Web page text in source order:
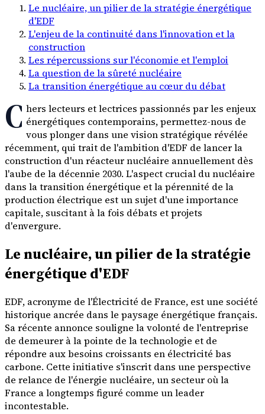
Le nucléaire, un pilier de la stratégie énergétique
d'EDF
L'enjeu de la continuité dans l'innovation et la
construction
Les répercussions sur l'économie et l'emploi
La question de la sûreté nucléaire
La transition énergétique au cœur du débat
C hers lecteurs et lectrices passionnés par les enjeux
énergétiques contemporains, permettez-nous de
vous plonger dans une vision stratégique révélée
récemment, qui trait de l'ambition d'EDF de lancer la
construction d'un réacteur nucléaire annuellement dès
l'aube de la décennie 2030. L'aspect crucial du nucléaire
dans la transition énergétique et la pérennité de la
production électrique est un sujet d'une importance
capitale, suscitant à la fois débats et projets
d'envergure.
Le nucléaire, un pilier de la stratégie
énergétique d'EDF
EDF, acronyme de l'Électricité de France, est une société
historique ancrée dans le paysage énergétique français.
Sa récente annonce souligne la volonté de l'entreprise
de demeurer à la pointe de la technologie et de
répondre aux besoins croissants en électricité bas
carbone. Cette initiative s'inscrit dans une perspective
de relance de l'énergie nucléaire, un secteur où la
France a longtemps figuré comme un leader
incontestable.